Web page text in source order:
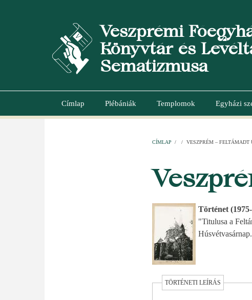
Veszprémi
Könyvtár és
Sematizmusa
Main
Címlap Plébániák Templomok Egyházi
CÍMLAP / / VESZPRÉM – FELTÁMADT
Történet
"Titulusa a
TÖRTÉNETI LEÍRÁS